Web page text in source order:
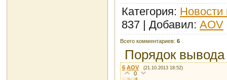
Категория: Новости
837 | Добавил: AOV
Всего комментариев: 6
Порядок
6 AOV (21.10.2013 18:52)
0